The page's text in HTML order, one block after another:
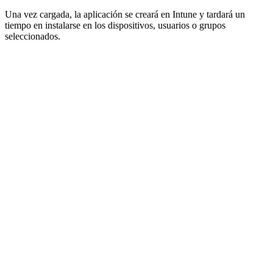
Una vez cargada, la aplicación se creará en Intune y tardará un
tiempo en instalarse en los dispositivos, usuarios o grupos
seleccionados.